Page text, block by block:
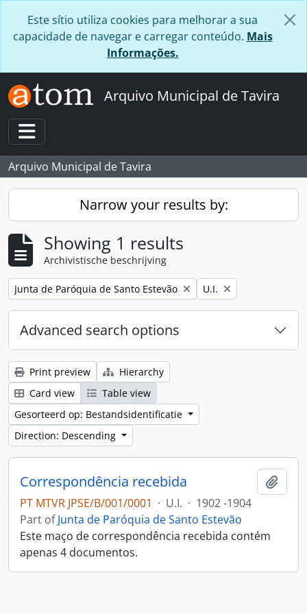
Este sítio utiliza cookies para melhorar a sua
capacidade de navegar e carregar conteúdo. Mais
Informações.
Arquivo Municipal de Tavira
Toggle navigation
Arquivo Municipal de Tavira
Narrow your results by:
Showing 1 results
Archivistische beschrijving
Remove filter:
Junta de Paróquia de Santo Estevão Remove filter:
U.I.
Advanced search options
Print preview
Hierarchy
Card view
Table view
Gesorteerd op: Bestandsidentificatie
Direction: Descending
Correspondência recebida
PT MTVR JPSE/B/001/0001 · U.I. · 1902 -1904
Part ofJunta de Paróquia de Santo Estevão
Este maço de correspondência recebida contém
apenas 4 documentos.